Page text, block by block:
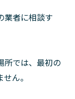
業者に相談す
所では、最初の
ん。